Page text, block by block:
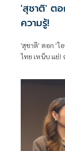
'สุชาติ' ต
ความรู้!
'สุชาติ' ตอก 'ไ
ไทย เหน็บ แย่!
ชอบ